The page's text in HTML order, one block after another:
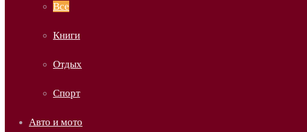
Все
Книги
Отдых
Спорт
Авто и мото